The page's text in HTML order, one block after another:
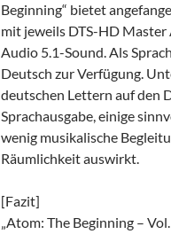
Beginning“ bietet
mit jeweils DTS-HD
Audio 5.1-Sound. Als
Deutsch zur Verfügung.
deutschen Lettern auf den
Sprachausgabe, einige
wenig musikalische
Räumlichkeit auswirkt.
[Fazit]
„Atom: The Beginning –